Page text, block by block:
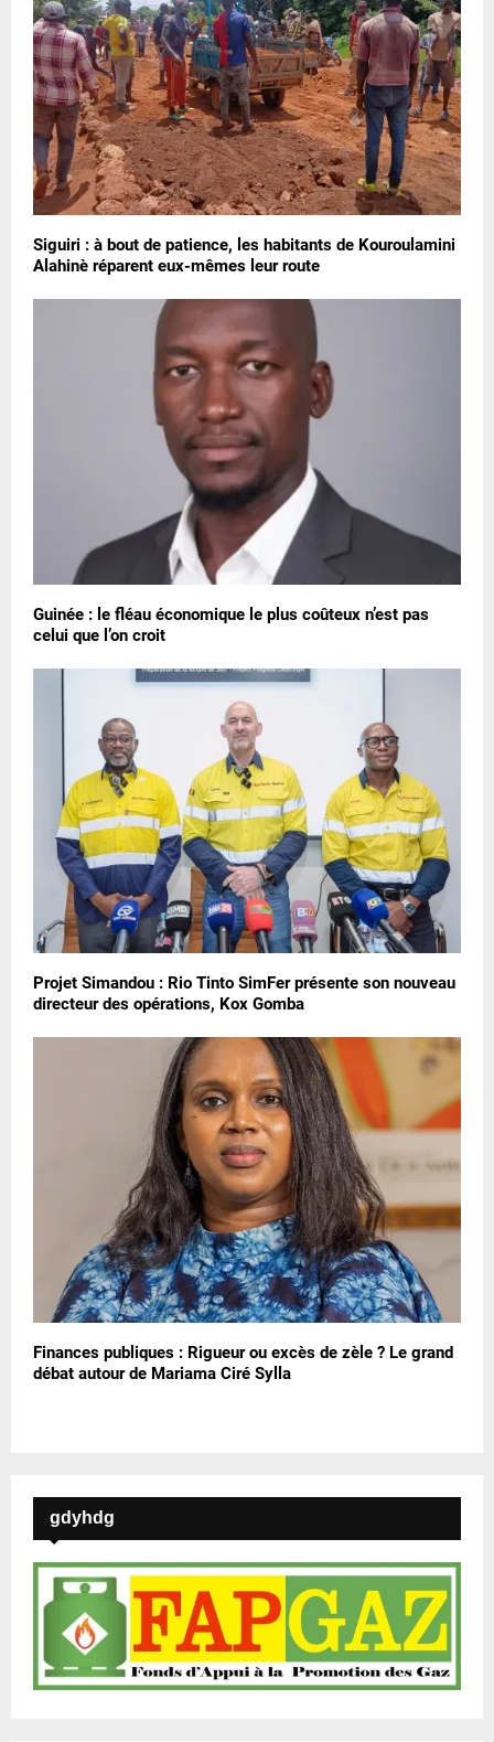
Siguiri : à bout de patience, les habitants de Kouroulamini
Alahinè réparent eux-mêmes leur route
Guinée : le fléau économique le plus coûteux n’est pas
celui que l’on croit
Projet Simandou : Rio Tinto SimFer présente son nouveau
directeur des opérations, Kox Gomba
Finances publiques : Rigueur ou excès de zèle ? Le grand
débat autour de Mariama Ciré Sylla
gdyhdg